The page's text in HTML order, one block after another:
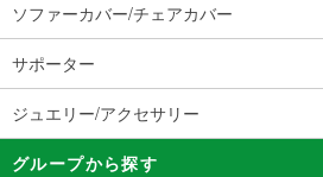
ソファーカバー/チェアカバー
サポーター
ジュエリー/アクセサリー
グループから探す